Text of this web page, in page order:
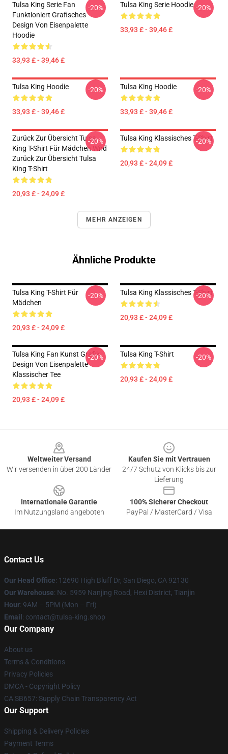
Tulsa King Serie Fan
Funktioniert Grafisches
Design Von Eisenpalette
Hoodie
33,93 £ - 39,46 £
-20% Tulsa King Serie Hoodie
33,93 £ - 39,46 £
-20%
Tulsa King Hoodie
33,93 £ - 39,46 £
-20% Tulsa King Hoodie
33,93 £ - 39,46 £
-20%
Zurück Zur Übersicht Tulsa
King T-Shirt Für Mädchen Wird
Zurück Zur Übersicht Tulsa
King T-Shirt
20,93 £ - 24,09 £
-20% Tulsa King Klassisches T-Shirt
20,93 £ - 24,09 £
-20%
MEHR ANZEIGEN
Ähnliche Produkte
Tulsa King T-Shirt Für
Mädchen
20,93 £ - 24,09 £
-20% Tulsa King Klassisches T-Shirt
20,93 £ - 24,09 £
-20%
Tulsa King Fan Kunst Grafik
Design Von Eisenpalette
Klassischer Tee
20,93 £ - 24,09 £
-20% Tulsa King T-Shirt
20,93 £ - 24,09 £
-20%
Weltweiter Versand
Wir versenden in über 200 Länder
Kaufen Sie mit Vertrauen
24/7 Schutz von Klicks bis zur
Lieferung
Internationale Garantie
Im Nutzungsland angeboten
100% Sicherer Checkout
PayPal / MasterCard / Visa
Contact Us
Our Head Office: 12690 High Bluff Dr, San Diego, CA 92130
Our Warehouse: No. 5959 Nanjing Road, Hexi District, Tianjin
Hour: 9AM – 5PM (Mon – Fri)
Email : contact@tulsa-king.shop
Our Company
About us
Terms & Conditions
Privacy Policies
DMCA - Copyright Policy
CA SB657: Supply Chain Transparency Act
Our Support
Shipping & Delivery Policies
Payment Terms